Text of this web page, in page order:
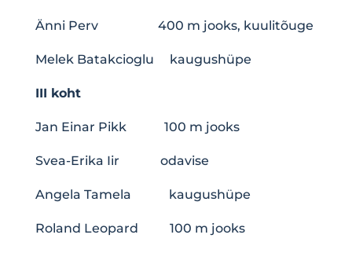
Änni Perv 400 m jooks, kuulitõuge
Melek Batakcioglu kaugushüpe
III koht
Jan Einar Pikk 100 m jooks
Svea-Erika Iir odavise
Angela Tamela kaugushüpe
Roland Leopard 100 m jooks